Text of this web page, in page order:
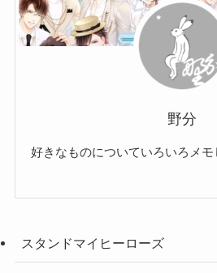
野分
好きなものについていろいろメモ
スタンドマイヒーローズ